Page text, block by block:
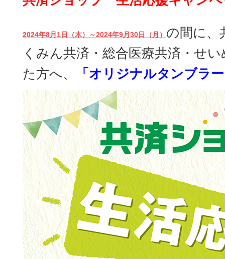
2024年8月1日（木）～2024年9月30日（月） の間に、
くみん共済・総合医療共済・せ
た方へ、
「オリジナルタンブラ